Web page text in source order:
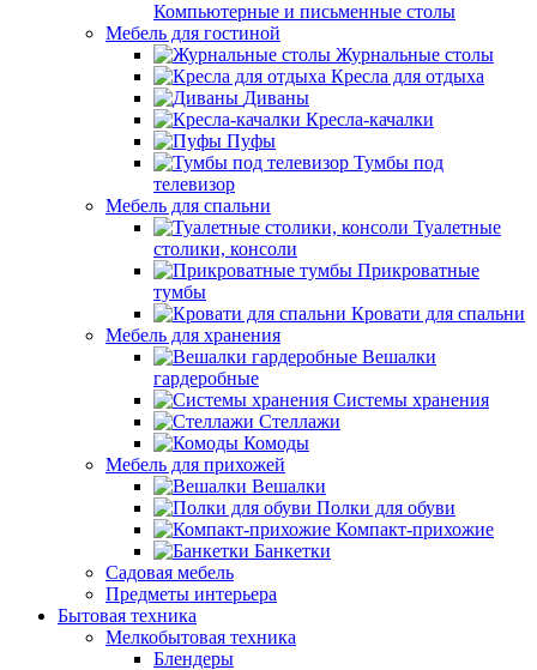
Компьютерные и письменные столы
Мебель для гостиной
Журнальные столы
Кресла для отдыха
Диваны
Кресла-качалки
Пуфы
Тумбы под
телевизор
Мебель для спальни
Туалетные
столики, консоли
Прикроватные
тумбы
Кровати для спальни
Мебель для хранения
Вешалки
гардеробные
Системы хранения
Стеллажи
Комоды
Мебель для прихожей
Вешалки
Полки для обуви
Компакт-прихожие
Банкетки
Садовая мебель
Предметы интерьера
Бытовая техника
Мелкобытовая техника
Блендеры